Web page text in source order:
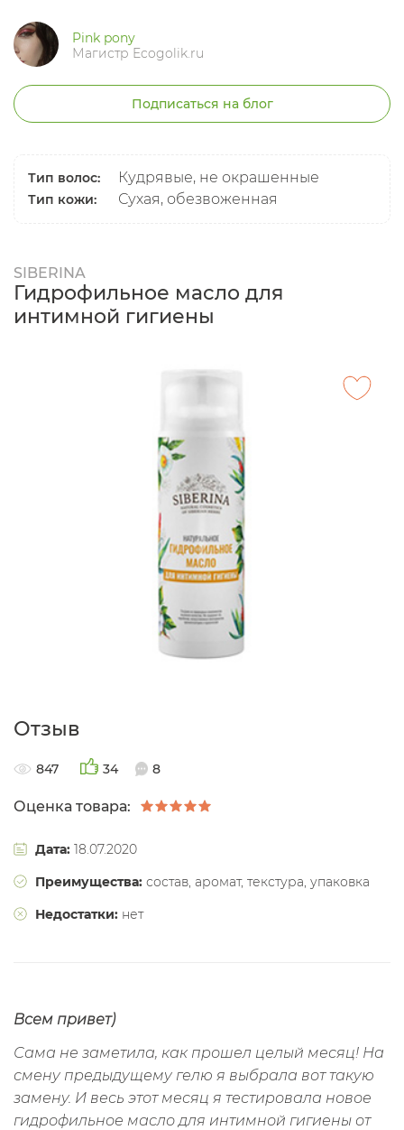
Pink pony
Магистр Ecogolik.ru
Подписаться на блог
Тип волос: Кудрявые, не окрашенные
Тип кожи: Сухая, обезвоженная
SIBERINA
Гидрофильное масло для
интимной гигиены
Отзыв
Оценка товара:
847 34 8
Дата: 18.07.2020
Преимущества: состав, аромат, текстура, упаковка
Недостатки: нет
Всем привет)
Сама не заметила, как прошел целый месяц! На
смену предыдущему гелю я выбрала вот такую
замену. И весь этот месяц я тестировала новое
гидрофильное масло для интимной гигиены от